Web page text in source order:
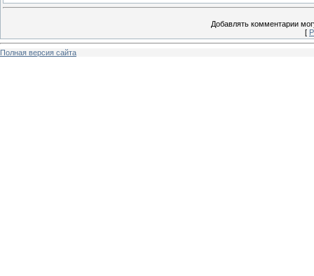
Добавлять комментарии
[
Полная версия сайта